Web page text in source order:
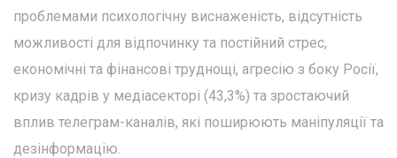
проблемами психологічну виснаженість, відсутність
можливості для відпочинку та постійний стрес,
економічні та фінансові труднощі, агресію з боку Росії,
кризу кадрів у медіасекторі (43,3%) та зростаючий
вплив телеграм-каналів, які поширюють маніпуляції та
дезінформацію.